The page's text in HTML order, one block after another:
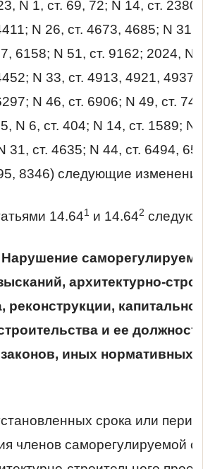
N 1, ст. 69, 72; N 14, ст.
N 26, ст. 4673, 4685; N 31,
6158; N 51, ст. 9162; 2024, N
N 33, ст. 4913, 4921,
N 46, ст. 6906; N 49, ст.
N 6, ст. 404; N 14, ст. 1589; N
31, ст. 4635; N 44, ст. 6494,
8346) следующие
14.641и 14.642
Нарушение
архитектурно-
реконструкции,
и ее
иных нормативных
срока или
членов саморегулируемой